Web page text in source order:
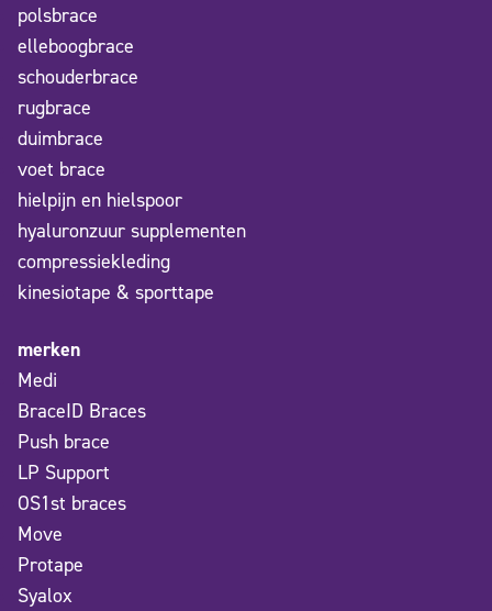
polsbrace
elleboogbrace
schouderbrace
rugbrace
duimbrace
voet brace
hielpijn en hielspoor
hyaluronzuur supplementen
compressiekleding
kinesiotape & sporttape
merken
Medi
BraceID Braces
Push brace
LP Support
OS1st braces
Move
Protape
Syalox